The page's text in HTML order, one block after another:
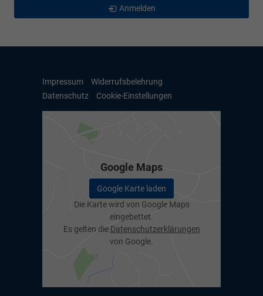
Anmelden
Impressum
Widerrufsbelehrung
Datenschutz
Cookie-Einstellungen
Google Maps
Google Karte laden
Die Karte wird von Google Maps
eingebettet.
Es gelten die Datenschutzerklärungen
von Google.